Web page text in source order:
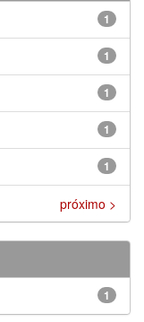
1
1
1
1
1
próximo >
1